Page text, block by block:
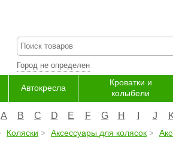
Город не определен
Автокресла
Кроватки и
колыбели
A B C D E F G H J
Коляски Аксессуары для колясок